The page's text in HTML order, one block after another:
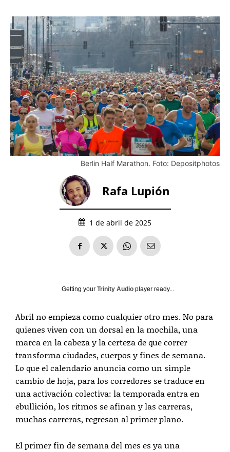
Berlin Half Marathon. Foto: Depositphotos
Rafa Lupión
1 de abril de 2025
Getting yourTrinity Audio player ready...
Abril no empieza como cualquier otro mes. No para
quienes viven con un dorsal en la mochila, una
marca en la cabeza y la certeza de que correr
transforma ciudades, cuerpos y fines de semana.
Lo que el calendario anuncia como un simple
cambio de hoja, para los corredores se traduce en
una activación colectiva: la temporada entra en
ebullición, los ritmos se afinan y las carreras,
muchas carreras, regresan al primer plano.
El primer fin de semana del mes es ya una